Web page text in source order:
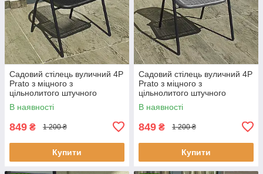
Садовий стілець вуличний 4P
Prato з міцного з
цільнолитого штучного
ротанга для тераси, балкона
кафе саду дачі Ч
В наявності
849 ₴ 1 200 ₴
Купити
Садовий стілець вуличний 4P
Prato з міцного з
цільнолитого штучного
ротанга для тераси, балкона
кафе саду дачі С
В наявності
849 ₴ 1 200 ₴
Купити